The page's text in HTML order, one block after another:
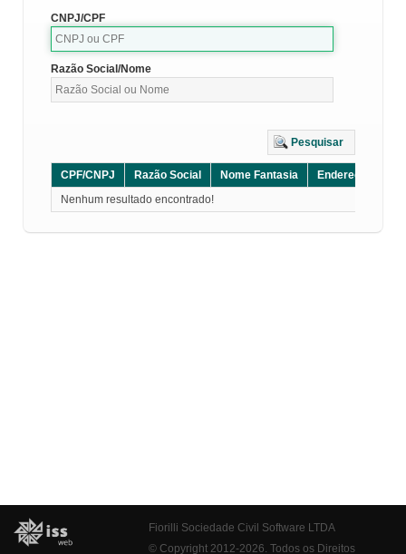
CNPJ/CPF
Razão Social/Nome
Pesquisar
CPF/CNPJ Razão Social Nome Fantasia Endereço
Nenhum resultado encontrado!
Fiorilli Sociedade Civil Software LTDA
© Copyright 2012-2026. Todos os Direitos